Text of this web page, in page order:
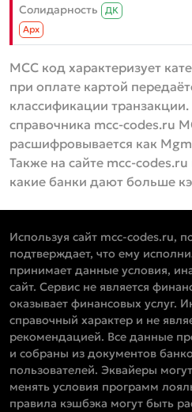
Солидарность
ДК
Aрх
MCC код характеризует
при оплате картой
классификации
справочника mcc-codes.ru
расшифровывается как
Также на сайте mcc-
какие банки дают больше
Используя сайт mcc-codes.ru,
подтверждает, что ему
принимает данные условия,
сайт. Сервис не является
оказывает финансовых услуг.
справочный характер и не
рекомендацией. Все данные
и собраны из документов
пользователей. Эквайеры
менять условия программ
правила кэшбэка могут быть